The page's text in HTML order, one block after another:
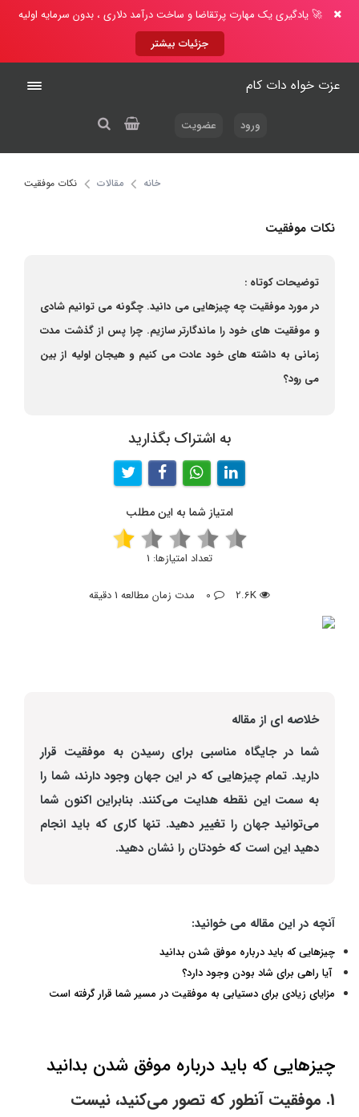
🚀 یادگیری یک مهارت پرتقاضا و ساخت درآمد دلاری ، بدون سرمایه اولیه
جزئیات بیشتر
عزت خواه دات کام
ورود عضویت
خانه مقالات نکات موفقیت
نکات موفقیت
توضیحات کوتاه :
در مورد موفقیت چه چیزهایی می دانید. چگونه می توانیم شادی
و موفقیت های خود را ماندگارتر سازیم. چرا پس از گذشت مدت
زمانی به داشته های خود عادت می کنیم و هیجان اولیه از بین
می رود؟
به اشتراک بگذارید
امتیاز شما به این مطلب
تعداد امتیازها: 1
مدت زمان مطالعه 1 دقیقه
خلاصه ای از مقاله
شما در جایگاه مناسبی برای رسیدن به موفقیت قرار
دارید. تمام چیزهایی که در این جهان وجود دارند، شما را
به سمت این نقطه هدایت می‌کنند. بنابراین اکنون شما
می‌توانید جهان را تغییر دهید. تنها کاری که باید انجام
دهید این است که خودتان را نشان دهید.
آنچه در این مقاله می خوانید:
چیزهایی که باید درباره موفق شدن بدانید
آیا راهی برای شاد بودن وجود دارد؟
مزایای زیادی برای دستیابی به موفقیت در مسیر شما قرار گرفته است
چیزهایی که باید درباره موفق شدن بدانید
1. موفقیت آنطور که تصور می‌کنید، نیست